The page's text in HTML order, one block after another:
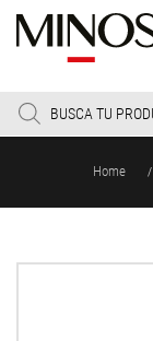
Products
search
Home /